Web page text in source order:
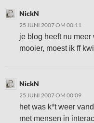
NickN
25 JUNI 2007 OM 00:11
je blog heeft nu
mooier, moest ik ff
NickN
25 JUNI 2007 OM 00:09
het was k*t weer
met mensen in